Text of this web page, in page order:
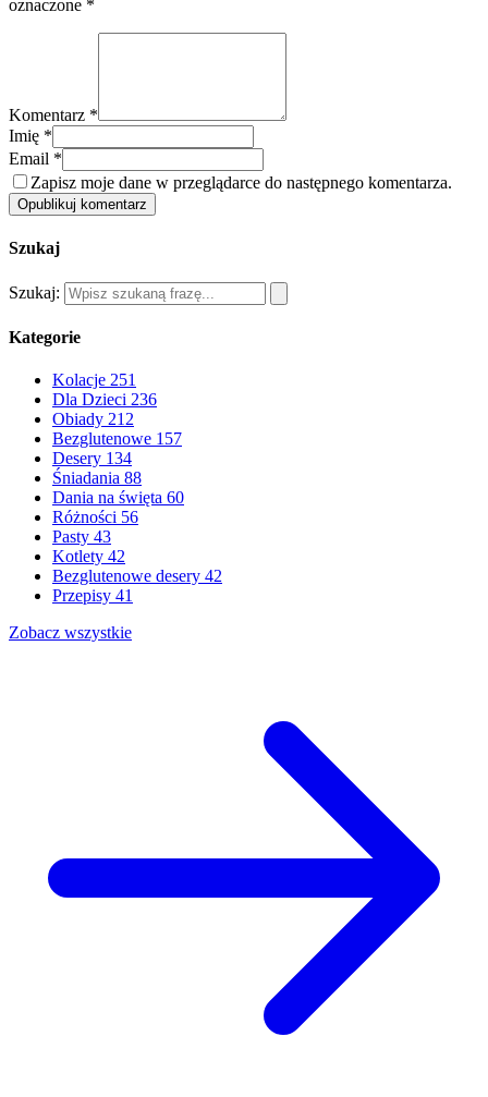
oznaczone *
Komentarz *
Imię *
Email *
Zapisz moje dane w przeglądarce do następnego komentarza.
Opublikuj komentarz
Szukaj
Szukaj:
Kategorie
Kolacje 251
Dla Dzieci 236
Obiady 212
Bezglutenowe 157
Desery 134
Śniadania 88
Dania na święta 60
Różności 56
Pasty 43
Kotlety 42
Bezglutenowe desery 42
Przepisy 41
Zobacz wszystkie